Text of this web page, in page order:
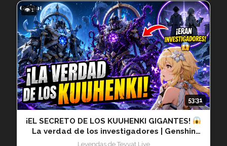
53:31
👁 1
¡EL SECRETO DE LOS KUUHENKI GIGANTES!
La verdad de los investigadores | Genshin
Impact 20260726
Leyendas de Teyvat Live